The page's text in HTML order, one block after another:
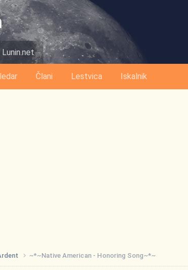
Člani Lestvica Iskalnik
Lunin.net
~*~Native American - Honoring Song~*~